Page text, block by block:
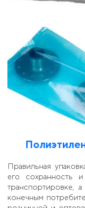
Правильная
его сохранность
транспортировке,
конечным